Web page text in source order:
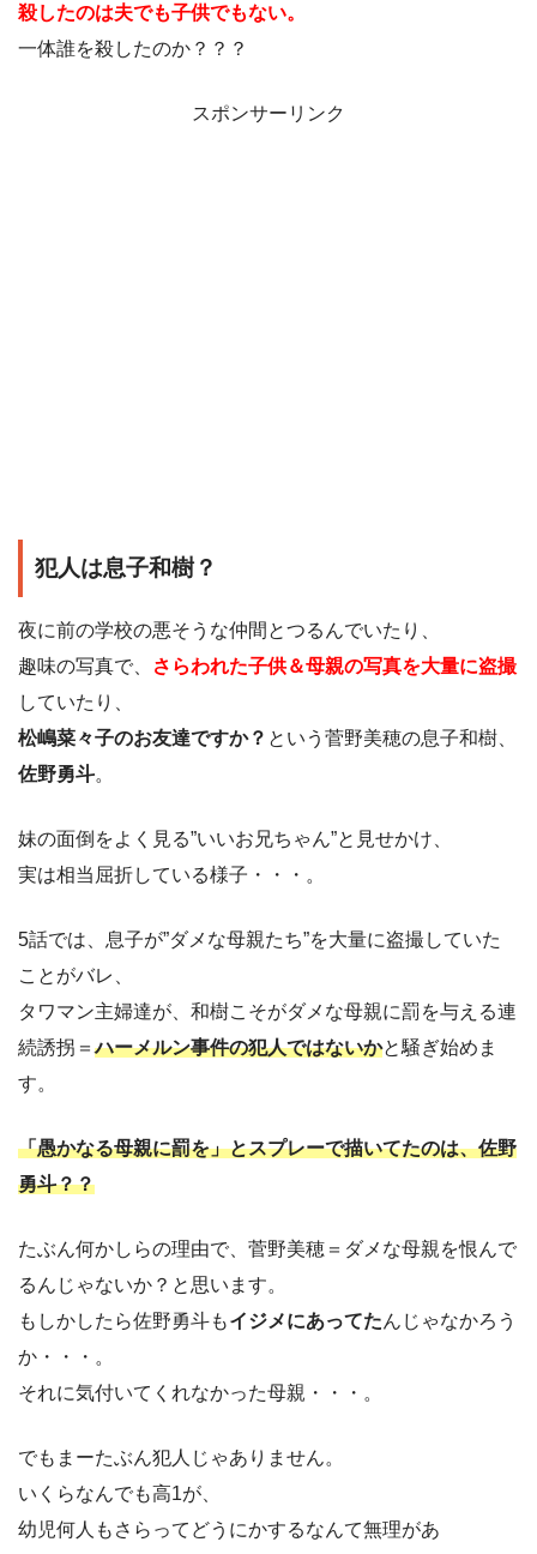
殺したのは夫でも子供でもない。
一体誰を殺したのか？？？
スポンサーリンク
犯人は息子和樹？
夜に前の学校の悪そうな仲間とつるんでいたり、
趣味の写真で、
さらわれた子供＆母親の写真を大量に盗撮
していたり、
松嶋菜々子のお友達ですか？ という菅野美穂の息子和樹、
佐野勇斗。
妹の面倒をよく見る”いいお兄ちゃん”と見せかけ、
実は相当屈折している様子・・・。
5話では、息子が”ダメな母親たち”を大量に盗撮していた
ことがバレ、
タワマン主婦達が、和樹こそがダメな母親に罰を与える連
続誘拐＝ハーメルン事件の犯人ではないかと騒ぎ始めま
す。
「愚かなる母親に罰を」とスプレーで描いてたのは、佐野
勇斗？？
たぶん何かしらの理由で、菅野美穂＝ダメな母親を恨んで
るんじゃないか？と思います。
もしかしたら佐野勇斗もイジメにあってたんじゃなかろう
か・・・。
それに気付いてくれなかった母親・・・。
でもまーたぶん犯人じゃありません。
いくらなんでも高1が、
幼児何人もさらってどうにかするなんて無理があ